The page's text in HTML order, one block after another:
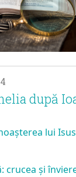
după
lui
crucea și